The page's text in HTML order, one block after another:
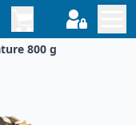
800 g